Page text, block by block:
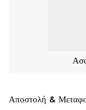
Αποστολή &